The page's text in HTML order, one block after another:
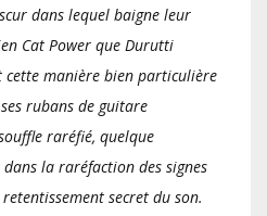
dans lequel baigne leur
Cat Power que Durutti
cette manière bien particulière
rubans de guitare
raréfié, quelque
la raréfaction des signes
secret du son.